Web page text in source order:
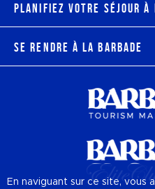
Planifiez votre séjour à
Se rendre à la Barbade
En naviguant sur ce site, vous